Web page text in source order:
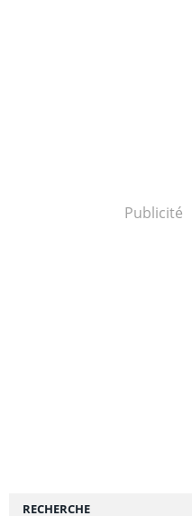
Publicité
RECHERCHE